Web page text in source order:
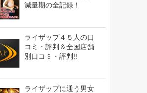
減量期の全記録！
ライザップ４５人の口
コミ・評判＆全国店舗
別口コミ・評判!!
ライザップに通う男女